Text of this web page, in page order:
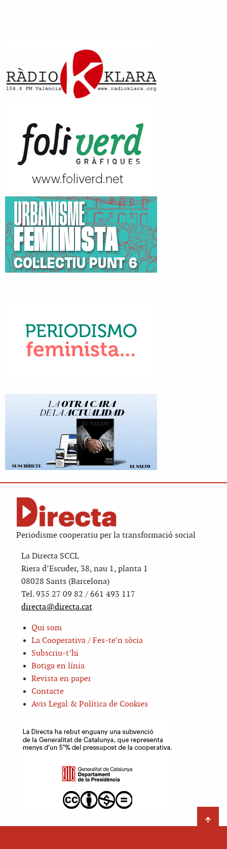
Periodisme cooperatiu per la transformació social
La Directa SCCL
Riera d’Escuder, 38, nau 1, planta 1
08028 Sants (Barcelona)
Tel. 935 27 09 82 / 661 493 117
directa@directa.cat
Qui som
La Cooperativa / Fes-te’n sòcia
Subscriu-t’hi
Botiga en línia
Revista en paper
Contacte
Avis Legal & Política de Cookies